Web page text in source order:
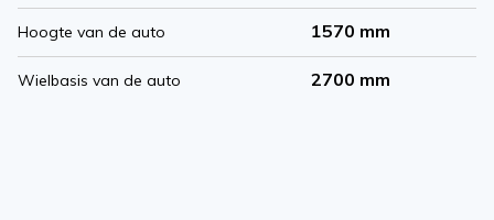
Hoogte van de auto 1570 mm
Wielbasis van de auto 2700 mm